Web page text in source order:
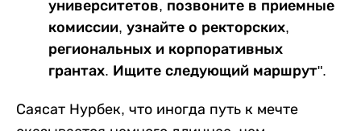
университетов, позвоните в приемные
комиссии, узнайте о ректорских,
региональных и корпоративных
грантах. Ищите следующий маршрут".
Саясат Нурбек, что иногда путь к мечте